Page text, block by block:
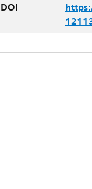
DOI